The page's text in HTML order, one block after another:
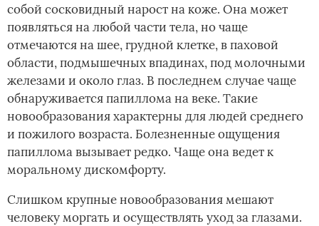
собой сосковидный нарост на коже. Она может
появляться на любой части тела, но чаще
отмечаются на шее, грудной клетке, в паховой
области, подмышечных впадинах, под молочными
железами и около глаз. В последнем случае чаще
обнаруживается папиллома на веке. Такие
новообразования характерны для людей среднего
и пожилого возраста. Болезненные ощущения
папиллома вызывает редко. Чаще она ведет к
моральному дискомфорту.
Слишком крупные новообразования мешают
человеку моргать и осуществлять уход за глазами.